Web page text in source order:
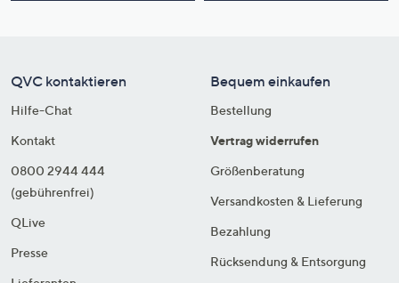
QVC kontaktieren
Hilfe-Chat
Kontakt
0800 2944 444
(gebührenfrei)
QLive
Presse
Bequem einkaufen
Bestellung
Vertrag widerrufen
Größenberatung
Versandkosten & Lieferung
Bezahlung
Rücksendung & Entsorgung